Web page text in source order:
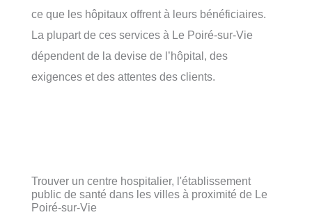
ce que les hôpitaux offrent à leurs bénéficiaires.
La plupart de ces services à Le Poiré-sur-Vie
dépendent de la devise de l’hôpital, des
exigences et des attentes des clients.
Trouver un centre hospitalier, l'établissement
public de santé dans les villes à proximité de Le
Poiré-sur-Vie